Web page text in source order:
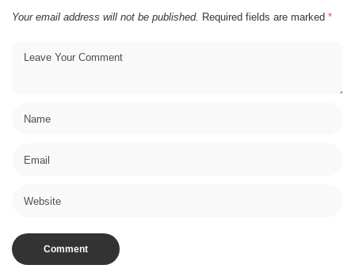
Your email address will not be published. Required fields are marked *